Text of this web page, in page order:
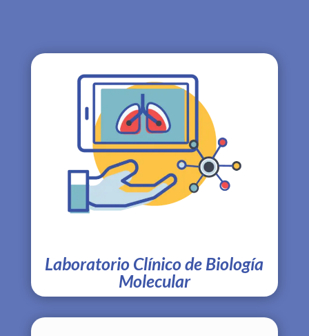
Laboratorio Clínico de Biología
Molecular